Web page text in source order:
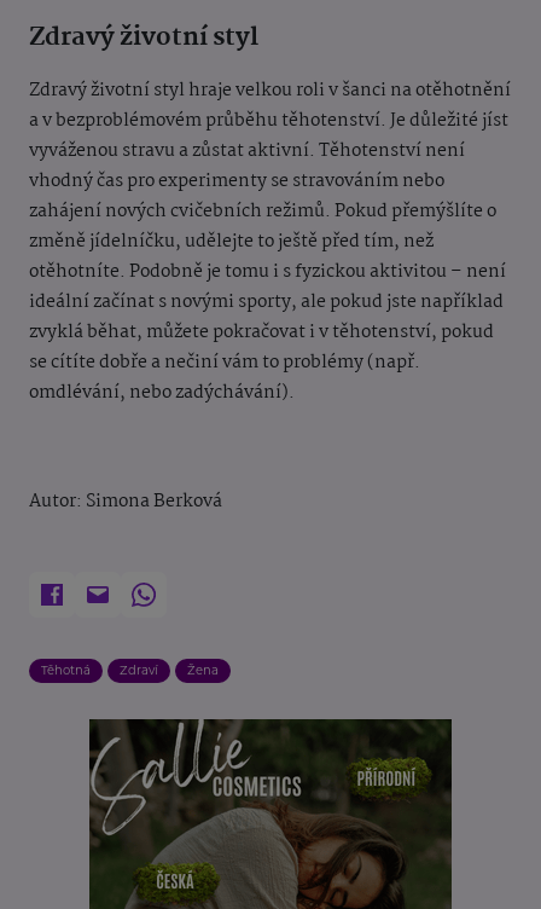
Zdravý životní styl
Zdravý životní styl hraje velkou roli v šanci na otěhotnění
a v bezproblémovém průběhu těhotenství. Je důležité jíst
vyváženou stravu a zůstat aktivní. Těhotenství není
vhodný čas pro experimenty se stravováním nebo
zahájení nových cvičebních režimů. Pokud přemýšlíte o
změně jídelníčku, udělejte to ještě před tím, než
otěhotníte. Podobně je tomu i s fyzickou aktivitou – není
ideální začínat s novými sporty, ale pokud jste například
zvyklá běhat, můžete pokračovat i v těhotenství, pokud
se cítíte dobře a nečiní vám to problémy (např.
omdlévání, nebo zadýchávání).
Autor: Simona Berková
Těhotná Zdraví Žena